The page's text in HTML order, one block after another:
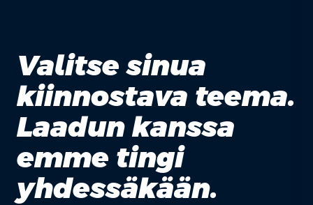
Valitse sinua
kiinnostava teema.
Laadun kanssa
emme tingi
yhdessäkään.